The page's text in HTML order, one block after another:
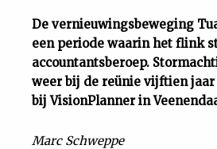
Uit
Feiten
De vernieuwingsbeweging
een periode waarin het flink
accountantsberoep.
weer bij de reünie vijftien jaar
bij VisionPlanner in
Marc Schweppe